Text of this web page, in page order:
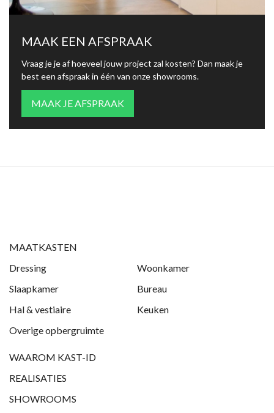
MAAK EEN AFSPRAAK
Vraag je je af hoeveel jouw project zal kosten? Dan maak je
best een afspraak in één van onze showrooms.
MAAK JE AFSPRAAK
MAATKASTEN
Dressing
Woonkamer
Slaapkamer
Bureau
Hal & vestiaire
Keuken
Overige opbergruimte
WAAROM KAST-ID
REALISATIES
SHOWROOMS